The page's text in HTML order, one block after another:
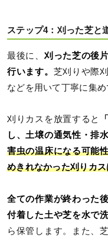
ステップ4：刈った芝と
最後に、 刈った芝の後
行います。 芝刈りや際
などを用いて丁寧に集め
刈りカスを放置すると
し、土壌の通気性・排
害虫の温床になる可能
めきれなかった刈りカ
全ての作業が終わった
付着した土や芝を水で
ら保管します。また、